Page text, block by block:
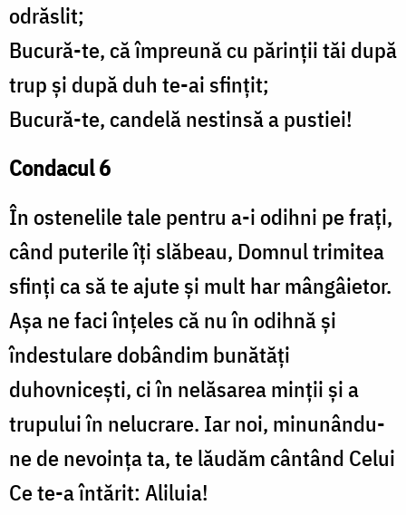
odrăslit;
Bucură-te, că împreună cu părinții tăi după
trup și după duh te-ai sfințit;
Bucură-te, candelă nestinsă a pustiei!
Condacul 6
În ostenelile tale pentru a-i odihni pe frați,
când puterile îți slăbeau, Domnul trimitea
sfinți ca să te ajute și mult har mângâietor.
Așa ne faci înțeles că nu în odihnă și
îndestulare dobândim bunătăți
duhovnicești, ci în nelăsarea minții și a
trupului în nelucrare. Iar noi, minunându-
ne de nevoința ta, te lăudăm cântând Celui
Ce te-a întărit: Aliluia!